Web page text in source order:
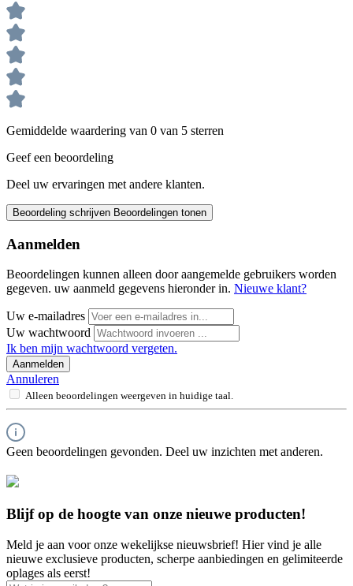
Gemiddelde waardering van 0 van 5 sterren
Geef een beoordeling
Deel uw ervaringen met andere klanten.
Beoordeling schrijven Beoordelingen tonen
Aanmelden
Beoordelingen kunnen alleen door aangemelde gebruikers worden
gegeven. uw aanmeld gegevens hieronder in. Nieuwe klant?
Uw e-mailadres
Uw wachtwoord
Ik ben mijn wachtwoord vergeten.
Aanmelden
Annuleren
Alleen beoordelingen weergeven in huidige taal.
Geen beoordelingen gevonden. Deel uw inzichten met anderen.
Blijf op de hoogte van onze nieuwe producten!
Meld je aan voor onze wekelijkse nieuwsbrief! Hier vind je alle
nieuwe exclusieve producten, scherpe aanbiedingen en gelimiteerde
oplages als eerst!